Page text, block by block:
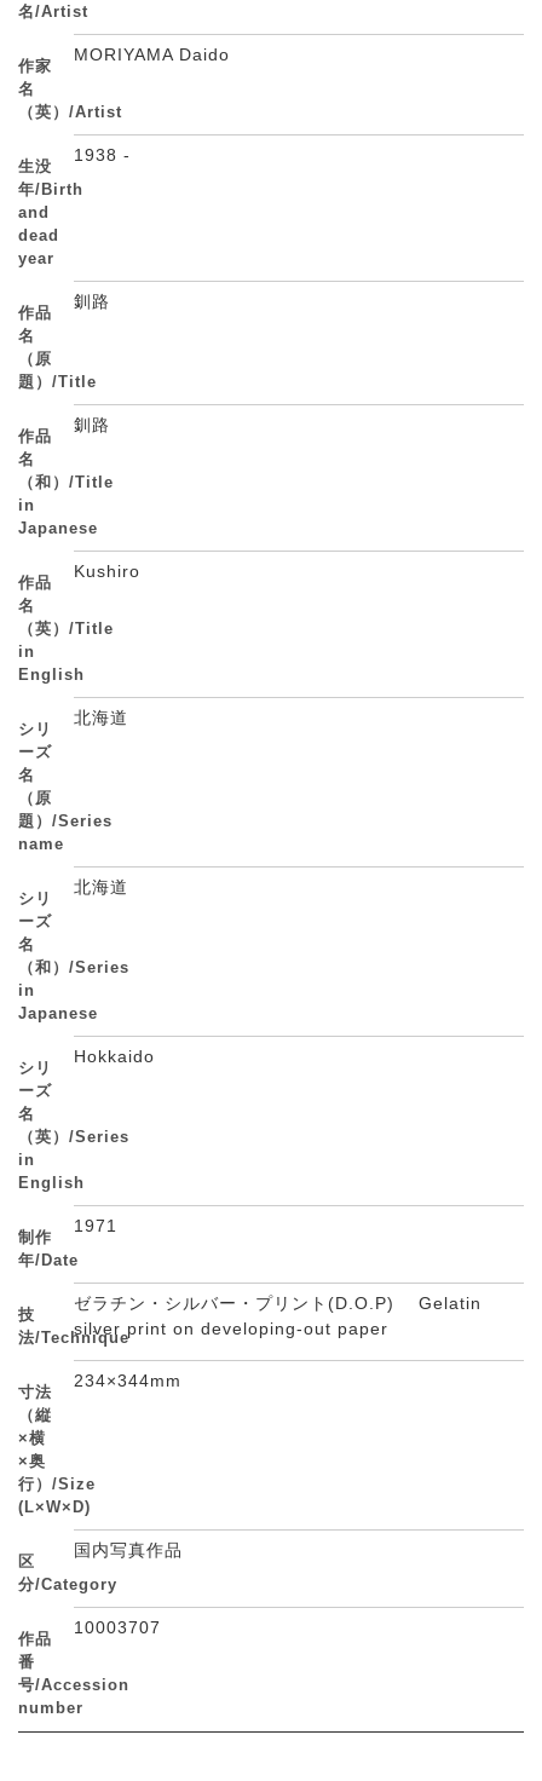
名/Artist
作家
名
（英）/Artist
MORIYAMA Daido
生没
年/Birth
and
dead
year
1938 -
作品
名
（原
題）/Title
釧路
作品
名
（和）/Title
in
Japanese
釧路
作品
名
（英）/Title
in
English
Kushiro
シリ
ーズ
名
（原
題）/Series
name
北海道
シリ
ーズ
名
（和）/Series
in
Japanese
北海道
シリ
ーズ
名
（英）/Series
in
English
Hokkaido
制作
年/Date
1971
技
法/Technique
ゼラチン・シルバー・プリント(D.O.P) Gelatin
silver print on developing-out paper
寸法
（縦
×横
×奥
行）/Size
(L×W×D)
234×344mm
区
分/Category
国内写真作品
作品
番
号/Accession
number
10003707